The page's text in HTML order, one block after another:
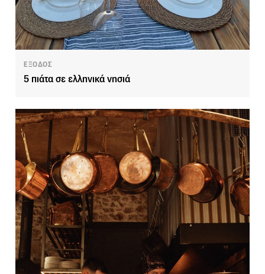
ΕΞΟΔΟΣ
5 πιάτα σε ελληνικά νησιά